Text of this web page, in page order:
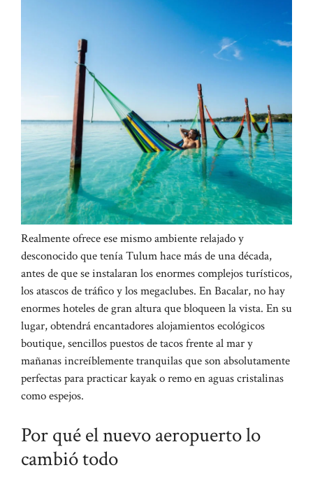
Realmente ofrece ese mismo ambiente relajado y
desconocido que tenía Tulum hace más de una década,
antes de que se instalaran los enormes complejos turísticos,
los atascos de tráfico y los megaclubes. En Bacalar, no hay
enormes hoteles de gran altura que bloqueen la vista. En su
lugar, obtendrá encantadores alojamientos ecológicos
boutique, sencillos puestos de tacos frente al mar y
mañanas increíblemente tranquilas que son absolutamente
perfectas para practicar kayak o remo en aguas cristalinas
como espejos.
Por qué el nuevo aeropuerto lo
cambió todo